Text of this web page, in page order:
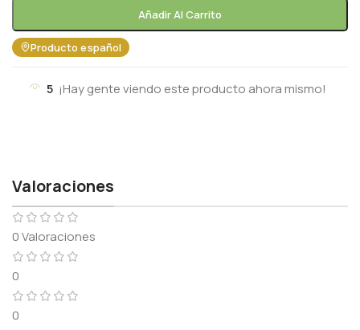
Añadir Al Carrito
Producto español
5 ¡Hay gente viendo este producto ahora mismo!
Valoraciones
0 Valoraciones
0
0